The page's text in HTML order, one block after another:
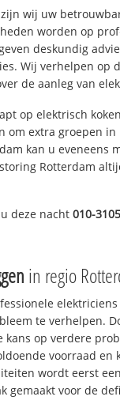
wij uw
worden op
deskundig
Wij verhelpen op
de aanleg van
op elektrisch
om extra groepen
kan u eveneens
Rotterdam
deze nacht010-
in regio
te verhelpen.
kans op verdere
voorraad en
wordt eerst
gemaakt voor de